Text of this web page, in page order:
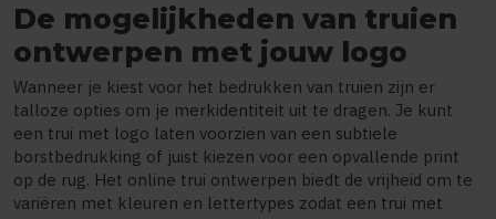
De mogelijkheden van truien
ontwerpen met jouw logo
Wanneer je kiest voor het bedrukken van truien zijn er
talloze opties om je merkidentiteit uit te dragen. Je kunt
een trui met logo laten voorzien van een subtiele
borstbedrukking of juist kiezen voor een opvallende print
op de rug. Het online trui ontwerpen biedt de vrijheid om te
variëren met kleuren en lettertypes zodat een trui met